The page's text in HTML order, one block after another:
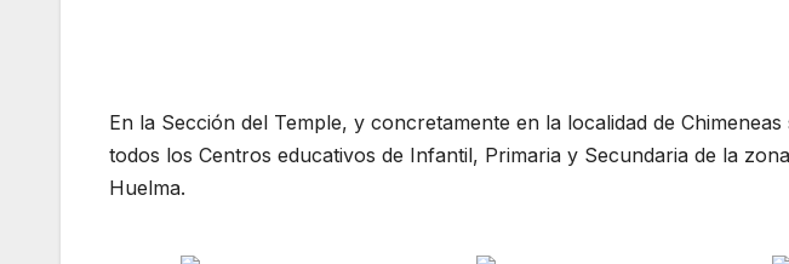
En la Sección del Temple, y concretamente en la localidad de
todos los Centros educativos de Infantil, Primaria y Secundaria de la
Huelma.